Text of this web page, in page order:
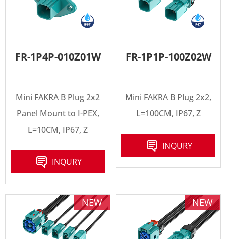
FR-1P4P-010Z01W
Mini FAKRA B Plug 2x2
Panel Mount to I-PEX,
L=10CM, IP67, Z
INQURY
FR-1P1P-100Z02W
Mini FAKRA B Plug 2x2,
L=100CM, IP67, Z
INQURY
NEW NEW